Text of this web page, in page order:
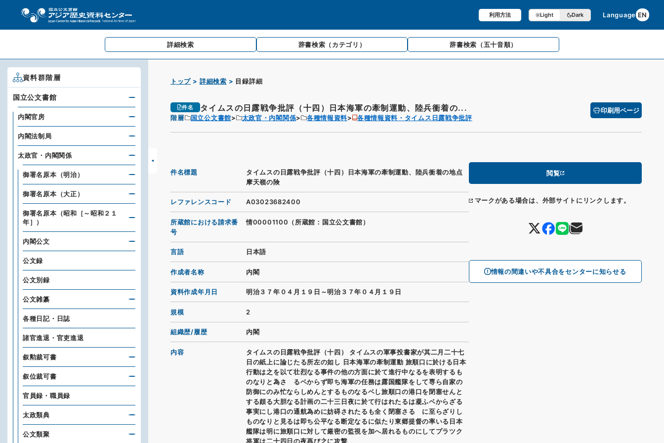
利用方法 Light Dark Language EN
詳細検索 辞書検索 （カテゴリ） 辞書検索 （五十音順）
トップ 詳細検索 目録詳細
件名 タイムスの日露戦争批評（十四）日本海軍の牽制運動、陸兵衝着の...
階層 国立公文書館 太政官・内閣関係 各種情報資料 各種情報資料・タイムス日露戦争批評
印刷用ページ
閲覧
マークがある場合は、外部サイトにリンクします。
情報の間違いや不具合をセンターに知らせる
件名標題
タイムスの日露戦争批評（十四）日本海軍の牽制運動、陸兵衝着の地点
摩天嶺の険
レファレンスコード A03023682400
所蔵館における請求番
号
情00001100（所蔵館：国立公文書館）
言語 日本語
作成者名称 内閣
資料作成年月日 明治３７年０４月１９日～明治３７年０４月１９日
規模 2
組織歴/履歴 内閣
内容
タイムスの日露戦争批評（十四） タイムスの軍事投書家が其二月二十七
日の紙上に論じたる所左の如し 日本海軍の牽制運動 旅順口に於ける日本
行動は之を以て壮烈なる事件の他の方面に於て進行中なるを表明するも
のなりと為さゞるベからず即ち海軍の任務は露国艦隊をして専ら自家の
防御にのみ忙ならしめんとするものなるベし旅順口の港口を閉塞せんと
する頗る大胆なる計画の二十三日夜に於て行はれたるは凝ふベからざる
事実にし港口の通航為めに妨碍されたるも全く閉塞さるゝに至らざりし
ものなりと見るは即ち公平なる断定なるに似たり東郷提督の率いる日本
艦隊は明に旅順口に対して厳密の監視を加へ居れるものにしてプラツク
将軍は二十四日の夜再び之に攻撃
資料群階層
国立公文書館
内閣官房
内閣法制局
太政官・内閣関係
御署名原本（明治）
御署名原本（大正）
御署名原本（昭和［～昭和２１
年］）
内閣公文
公文録
公文別録
公文雑纂
各種日記・日誌
諸官進退・官吏進退
叙勲裁可書
叙位裁可書
官員録・職員録
太政類典
公文類聚